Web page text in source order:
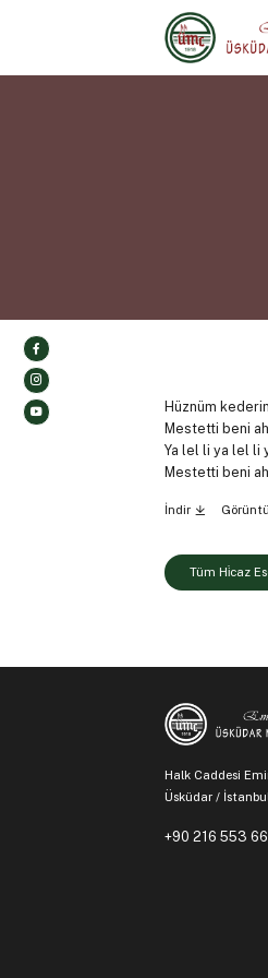
Hüznüm
Mestetti beni
Ya lel li ya lel li
Mestetti beni
İndir
Tüm Hi̇caz
Halk Caddesi
Üsküdar /
+90 216 553